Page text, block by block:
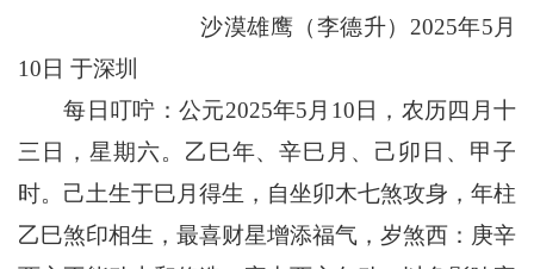
沙漠雄鹰（李德升）2025年5月
10日 于深圳
每日叮咛：公元2025年5月10日，农历四月十
三日，星期六。乙巳年、辛巳月、己卯日、甲子
时。己土生于巳月得生，自坐卯木七煞攻身，年柱
乙巳煞印相生，最喜财星增添福气，岁煞西：庚辛